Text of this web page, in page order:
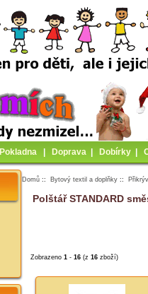
Pokladna Doprava Dobírky
Domů :: Bytový textil a doplňky ::
Polštář STANDARD
Zobrazeno 1 - 16(z 16zboží)